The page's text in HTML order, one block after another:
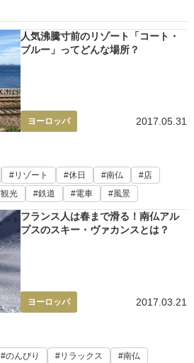
人気沸騰寸前のリゾート「コート・
ブルー」ってどんな場所？
ヨーロッパ 2017.05.31
リゾート 休日 南仏
店
観光 鉄道 電車 風景
フランス人は春まで滑る！南仏アル
プスのスキー・ヴァカンスとは？
ヨーロッパ 2017.03.21
のんびり リラックス
南仏